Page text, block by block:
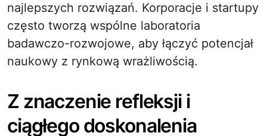
najlepszych rozwiązań. Korporacje i startupy
często tworzą wspólne laboratoria
badawczo-rozwojowe, aby łączyć potencjał
naukowy z rynkową wrażliwością.
Z znaczenie refleksji i
ciągłego doskonalenia